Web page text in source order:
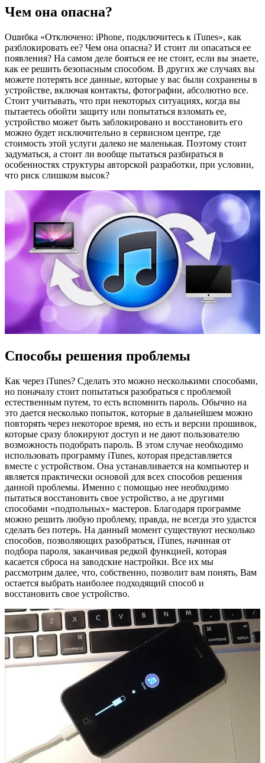
Чем она опасна?
Ошибка «Отключено: iPhone, подключитесь к iTunes», как
разблокировать ее? Чем она опасна? И стоит ли опасаться ее
появления? На самом деле бояться ее не стоит, если вы знаете,
как ее решить безопасным способом. В других же случаях вы
можете потерять все данные, которые у вас были сохранены в
устройстве, включая контакты, фотографии, абсолютно все.
Стоит учитывать, что при некоторых ситуациях, когда вы
пытаетесь обойти защиту или попытаться взломать ее,
устройство может быть заблокировано и восстановить его
можно будет исключительно в сервисном центре, где
стоимость этой услуги далеко не маленькая. Поэтому стоит
задуматься, а стоит ли вообще пытаться разбираться в
особенностях структуры авторской разработки, при условии,
что риск слишком высок?
Способы решения проблемы
Как через iTunes? Сделать это можно несколькими способами,
но поначалу стоит попытаться разобраться с проблемой
естественным путем, то есть вспомнить пароль. Обычно на
это дается несколько попыток, которые в дальнейшем можно
повторять через некоторое время, но есть и версии прошивок,
которые сразу блокируют доступ и не дают пользователю
возможность подобрать пароль. В этом случае необходимо
использовать программу iTunes, которая представляется
вместе с устройством. Она устанавливается на компьютер и
является практически основой для всех способов решения
данной проблемы. Именно с помощью нее необходимо
пытаться восстановить свое устройство, а не другими
способами «подпольных» мастеров. Благодаря программе
можно решить любую проблему, правда, не всегда это удастся
сделать без потерь. На данный момент существуют несколько
способов, позволяющих разобраться, iTunes, начиная от
подбора пароля, заканчивая редкой функцией, которая
касается сброса на заводские настройки. Все их мы
рассмотрим далее, что, собственно, позволит вам понять, Вам
остается выбрать наиболее подходящий способ и
восстановить свое устройство.